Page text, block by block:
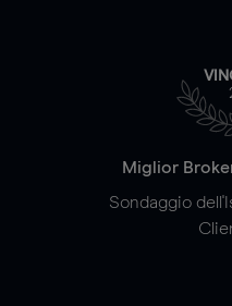
Miglior
Sondaggio